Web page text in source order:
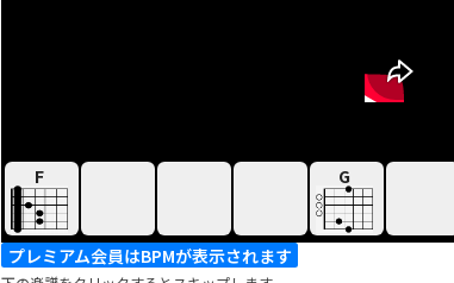
F G
プレミアム会員はBPMが表示されます